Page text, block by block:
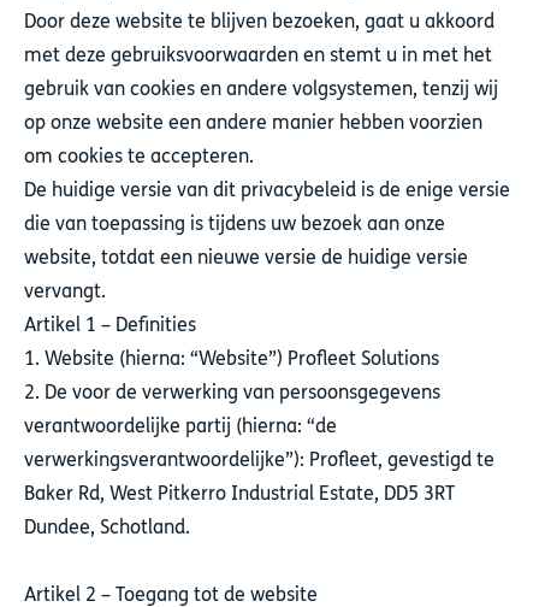
Door deze website te blijven bezoeken, gaat u akkoord
met deze gebruiksvoorwaarden en stemt u in met het
gebruik van cookies en andere volgsystemen, tenzij wij
op onze website een andere manier hebben voorzien
om cookies te accepteren.
De huidige versie van dit privacybeleid is de enige versie
die van toepassing is tijdens uw bezoek aan onze
website, totdat een nieuwe versie de huidige versie
vervangt.
Artikel 1 – Definities
1. Website (hierna: “Website”) Profleet Solutions
2. De voor de verwerking van persoonsgegevens
verantwoordelijke partij (hierna: “de
verwerkingsverantwoordelijke”): Profleet, gevestigd te
Baker Rd, West Pitkerro Industrial Estate, DD5 3RT
Dundee, Schotland.
Artikel 2 – Toegang tot de website